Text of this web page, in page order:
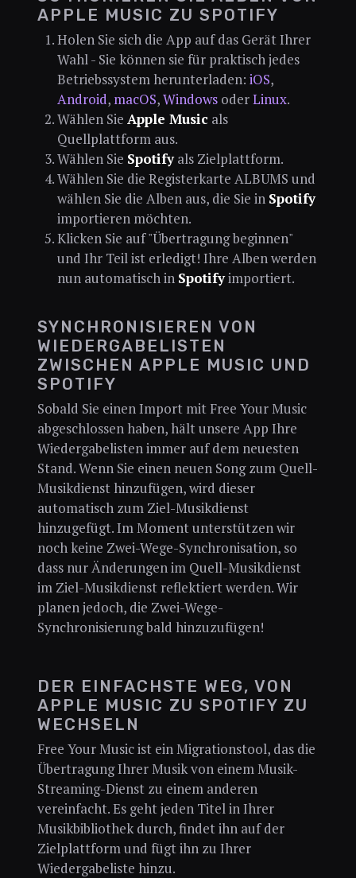
APPLE MUSIC ZU SPOTIFY
Holen Sie sich die App auf das Gerät Ihrer
Wahl - Sie können sie für praktisch jedes
Betriebssystem herunterladen: iOS,
Android, macOS,WindowsoderLinux.
Wählen Sie Apple Musicals
Quellplattform aus.
Wählen Sie Spotifyals Zielplattform.
Wählen Sie die Registerkarte ALBUMS und
wählen Sie die Alben aus, die Sie in Spotify
importieren möchten.
Klicken Sie auf "Übertragung beginnen"
und Ihr Teil ist erledigt! Ihre Alben werden
nun automatisch in Spotifyimportiert.
SYNCHRONISIEREN VON
WIEDERGABELISTEN
ZWISCHEN APPLE MUSIC UND
SPOTIFY
Sobald Sie einen Import mit Free Your Music
abgeschlossen haben, hält unsere App Ihre
Wiedergabelisten immer auf dem neuesten
Stand. Wenn Sie einen neuen Song zum Quell-
Musikdienst hinzufügen, wird dieser
automatisch zum Ziel-Musikdienst
hinzugefügt. Im Moment unterstützen wir
noch keine Zwei-Wege-Synchronisation, so
dass nur Änderungen im Quell-Musikdienst
im Ziel-Musikdienst reflektiert werden. Wir
planen jedoch, die Zwei-Wege-
Synchronisierung bald hinzuzufügen!
DER EINFACHSTE WEG, VON
APPLE MUSIC ZU SPOTIFY ZU
WECHSELN
Free Your Music ist ein Migrationstool, das die
Übertragung Ihrer Musik von einem Musik-
Streaming-Dienst zu einem anderen
vereinfacht. Es geht jeden Titel in Ihrer
Musikbibliothek durch, findet ihn auf der
Zielplattform und fügt ihn zu Ihrer
Wiedergabeliste hinzu.